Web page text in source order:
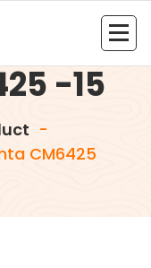
verde
-15
-
CM6425